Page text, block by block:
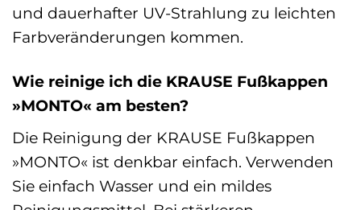
und dauerhafter UV-Strahlung zu leichten
Farbveränderungen kommen.
Wie reinige ich die KRAUSE Fußkappen
»MONTO« am besten?
Die Reinigung der KRAUSE Fußkappen
»MONTO« ist denkbar einfach. Verwenden
Sie einfach Wasser und ein mildes